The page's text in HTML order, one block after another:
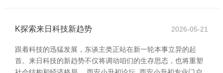
K探索来日科技新趋势 2026-05-21
跟着科技的迅猛发展，东谈主类正站在新一轮本事立异的起
首。来日科技的新趋势不仅将调动咱们的生存思态，也将重塑